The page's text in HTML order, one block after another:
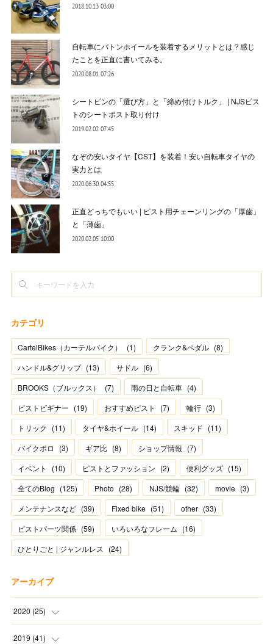
2018.10.13 03:00
自転車にバトンホイールを装着するメリットとは？感じ
たことを正直に書いてみる。
2020.08.01 07:26
シートピンの「選び方」と「締め付けトルク」 | NJSピス
トのシートポスト取り付け
2019.02.02 07:45
なぞの安いタイヤ【CST】を装着！安い自転車タイヤの
実力とは
2020.06.30 04:55
正直どっちでもいい | ピスト用チェーンリングの「厚歯」
と「薄歯」
2020.02.05 10:00
カテゴリ
CartelBikes（カーテルバイク） (1) クランク&ペダル (8)
ハンドル&グリップ (13) サドル (6)
BROOKS（ブルックス）
(7) 雨の日と自転車 (4)
ピストビギナー (19) おすすめピスト (7) 輪行 (3)
トリック
(11) タイヤ&ホイール (14) スキッド (11)
バイクポロ
(3) ギア比 (8) ショップ情報 (7)
イベント
(10) ピストとファッション (2) 便利グッズ (15)
全てのBlog (125) Photo (28) NJS/競輪 (32) movie (3)
メンテナンスなど (39) Fixed bike (51) other (33)
ピストパーツ関係 (59) いろいろなフレーム (16)
ひとりごと | ジャンルレス
(24)
アーカイブ
2020 (25)
(1
2019 (41)